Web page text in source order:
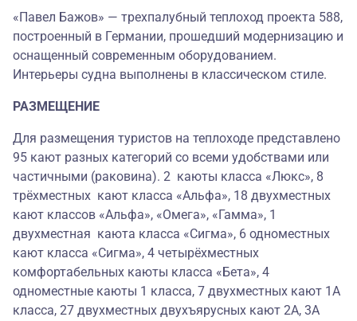
«Павел Бажов» — трехпалубный теплоход проекта 588,
построенный в Германии, прошедший модернизацию и
оснащенный современным оборудованием.
Интерьеры судна выполнены в классическом стиле.
РАЗМЕЩЕНИЕ
Для размещения туристов на теплоходе представлено
95 кают разных категорий со всеми удобствами или
частичными (раковина). 2 каюты класса «Люкс», 8
трёхместных кают класса «Альфа», 18 двухместных
кают классов «Альфа», «Омега», «Гамма», 1
двухместная каюта класса «Сигма», 6 одноместных
кают класса «Сигма», 4 четырёхместных
комфортабельных каюты класса «Бета», 4
одноместные каюты 1 класса, 7 двухместных кают 1А
класса, 27 двухместных двухъярусных кают 2А, 3А